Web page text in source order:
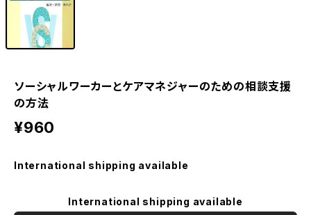
ソーシャルワーカーとケアマネジャーのための相談支援
の方法
¥960
International shipping available
International shipping available